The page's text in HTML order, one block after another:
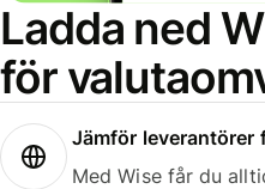
Ladda ned
för
Jämför leverantörer
Med Wise får du